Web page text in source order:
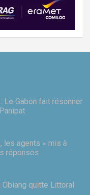
Le Gabon fait résonner
les agents « mis à
réponses
quitte Littoral